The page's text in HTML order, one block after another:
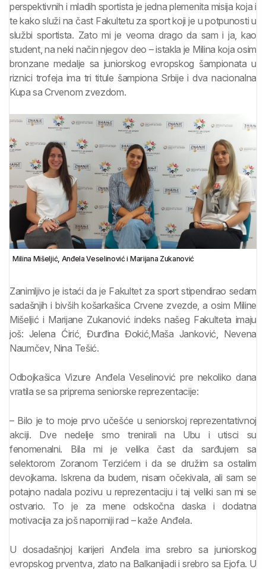
perspektivnih i mladih sportista je jedna plemenita misija koja i
te kako služi na čast Fakultetu za sport koji je u potpunosti u
službi sportista. Zato mi je veoma drago da sam i ja, kao
student, na neki način njegov deo – istakla je Milina koja osim
bronzane medalje sa juniorskog evropskog šampionata u
riznici trofeja ima tri titule šampiona Srbije i dva nacionalna
Kupa sa Crvenom zvezdom.
Milina Mišeljić, Anđela Veselinović i Marijana Zukanović
Zanimljivo je istaći da je Fakultet za sport stipendirao sedam
sadašnjih i bivših košarkašica Crvene zvezde, a osim Miline
Mišeljić i Marijane Zukanović indeks našeg Fakulteta imaju
još: Jelena Ćirić, Đurđina Đokić,Maša Janković, Nevena
Naumčev, Nina Tešić.
Odbojkašica Vizure Anđela Veselinović pre nekoliko dana
vratila se sa priprema seniorske reprezentacije:
– Bilo je to moje prvo učešće u seniorskoj reprezentativnoj
akciji. Dve nedelje smo trenirali na Ubu i utisci su
fenomenalni. Bila mi je velika čast da sarđujem sa
selektorom Zoranom Terzićem i da se družim sa ostalim
devojkama. Iskrena da budem, nisam očekivala, ali sam se
potajno nadala pozivu u reprezentaciju i taj veliki san mi se
ostvario. To je za mene odskočna daska i dodatna
motivacija za još naporniji rad – kaže Anđela.
U dosadašnjoj karijeri Anđela ima srebro sa juniorskog
evropskog prventva, zlato na Balkanijadi i srebro sa Ejofa. U